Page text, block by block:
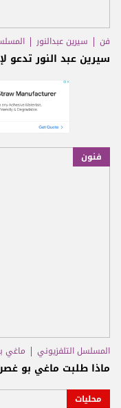
فن سيرين عبدالنور
سيرين عبد النور تدعو
فنون
المسلسل التلفزيوني ماغي
ماذا طلبت ماغي بو
محليات